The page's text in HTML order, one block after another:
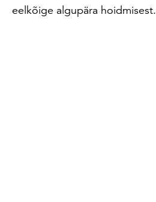
eelkõige algupära hoidmisest.